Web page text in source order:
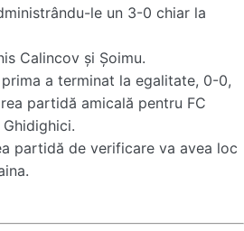
le un 3-0 chiar la
Calincov şi Şoimu.
a terminat la egalitate, 0-0,
partidă amicală pentru FC
partidă de verificare va avea loc